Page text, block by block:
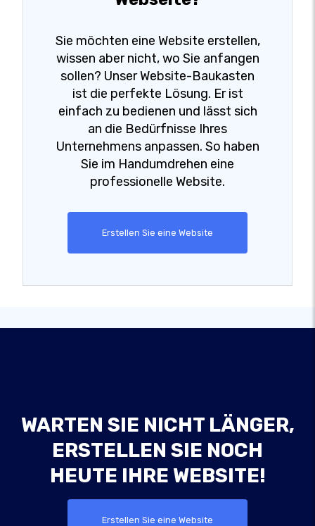
Sie möchten eine Website erstellen,
wissen aber nicht, wo Sie anfangen
sollen? Unser Website-Baukasten
ist die perfekte Lösung. Er ist
einfach zu bedienen und lässt sich
an die Bedürfnisse Ihres
Unternehmens anpassen. So haben
Sie im Handumdrehen eine
professionelle Website.
Erstellen Sie eine Website
WARTEN SIE NICHT LÄNGER,
ERSTELLEN SIE NOCH
HEUTE IHRE WEBSITE!
Erstellen Sie eine Website